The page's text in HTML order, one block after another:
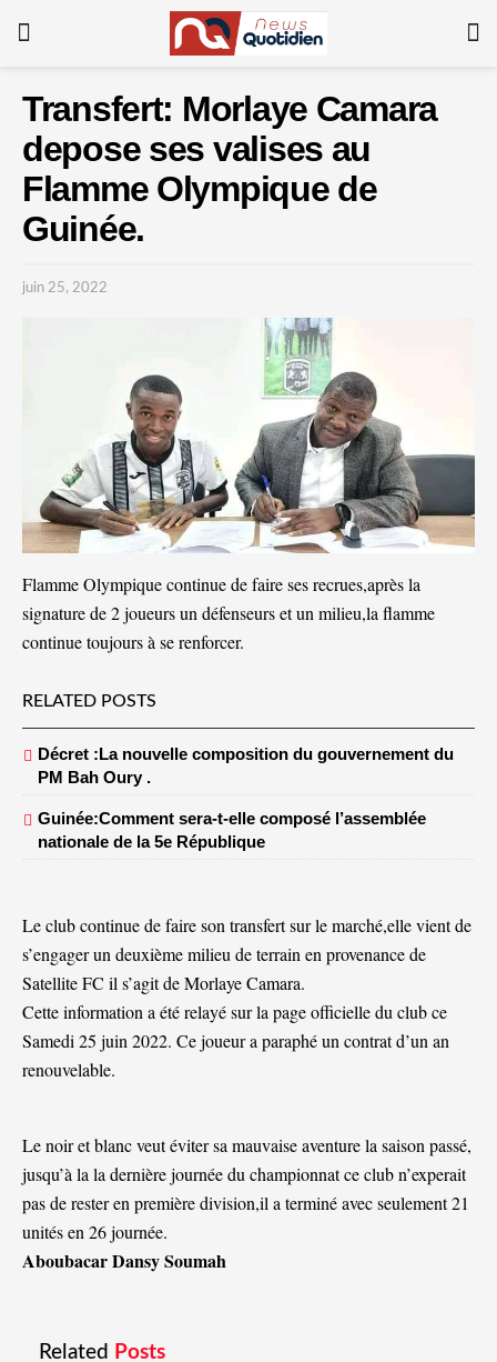
Transfert: Morlaye Camara
depose ses valises au
Flamme Olympique de
Guinée.
juin 25, 2022
Flamme Olympique continue de faire ses recrues,après la
signature de 2 joueurs un défenseurs et un milieu,la flamme
continue toujours à se renforcer.
RELATED POSTS
Décret :La nouvelle composition du gouvernement du
PM Bah Oury .
Guinée:Comment sera-t-elle composé l’assemblée
nationale de la 5e République
Le club continue de faire son transfert sur le marché,elle vient de
s’engager un deuxième milieu de terrain en provenance de
Satellite FC il s’agit de Morlaye Camara.
Cette information a été relayé sur la page officielle du club ce
Samedi 25 juin 2022. Ce joueur a paraphé un contrat d’un an
renouvelable.
Le noir et blanc veut éviter sa mauvaise aventure la saison passé,
jusqu’à la la dernière journée du championnat ce club n’experait
pas de rester en première division,il a terminé avec seulement 21
unités en 26 journée.
Aboubacar Dansy Soumah
Related Posts